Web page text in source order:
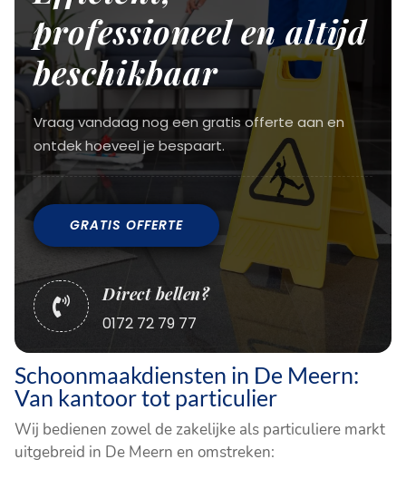
professioneel en altijd
beschikbaar
Vraag vandaag nog een gratis offerte aan en
ontdek hoeveel je bespaart.
GRATIS OFFERTE

Direct bellen?
0172 72 79 77
Schoonmaakdiensten in De Meern:
Van kantoor tot particulier
Wij bedienen zowel de zakelijke als particuliere markt
uitgebreid in De Meern en omstreken: